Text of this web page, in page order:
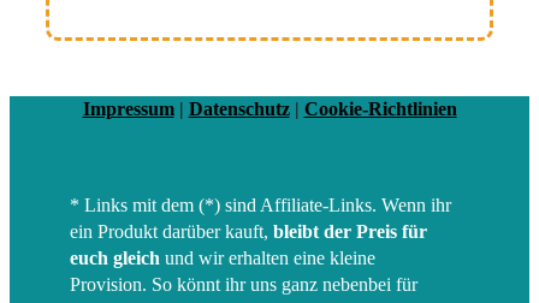
Impressum| Datenschutz| Cookie-Richtlinien
* Links mit dem (*) sind Affiliate-Links. Wenn ihr
ein Produkt darüber kauft, bleibt der Preis für
euch gleich und wir erhalten eine kleine
Provision. So könnt ihr uns ganz nebenbei für